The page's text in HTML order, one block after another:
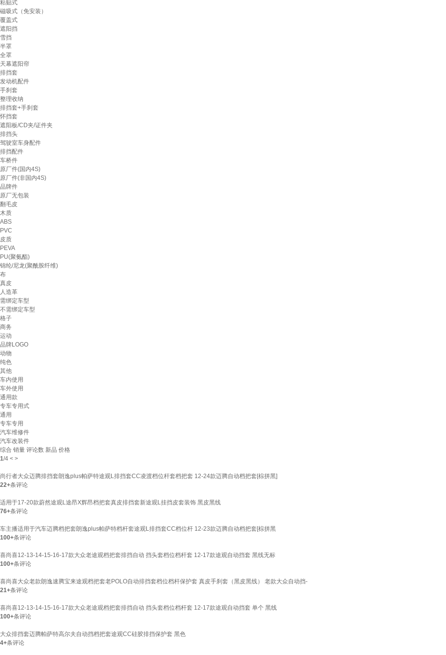
粘贴式
磁吸式（免安装）
覆盖式
遮阳挡
雪挡
半罩
全罩
天幕遮阳帘
排挡套
发动机配件
手刹套
整理收纳
排挡套+手刹套
怀挡套
遮阳板/CD夹/证件夹
排挡头
驾驶室车身配件
排挡配件
车桥件
原厂件(国内4S)
原厂件(非国内4S)
品牌件
原厂无包装
翻毛皮
木质
ABS
PVC
皮质
PEVA
PU(聚氨酯)
锦纶/尼龙(聚酰胺纤维)
布
真皮
人造革
需绑定车型
不需绑定车型
格子
商务
运动
品牌LOGO
动物
纯色
其他
车内使用
车外使用
通用款
专车专用式
通用
专车专用
汽车维修件
汽车改装件
综合 销量 评论数 新品 价格
1/4 < >
尚行者大众迈腾排挡套朗逸plus帕萨特途观L排挡套CC凌渡档位杆套档把套 12-24款迈腾自动档把套[棕拼黑]
22+条评论
适用于17-20款蔚然途观L途昂X辉昂档把套真皮排挡套新途观L挂挡皮套装饰 黑皮黑线
76+条评论
车主播适用于汽车迈腾档把套朗逸plus帕萨特档杆套途观L排挡套CC档位杆 12-23款迈腾自动档把套[棕拼黑
100+条评论
喜尚喜12-13-14-15-16-17款大众老途观档把套排挡自动 挡头套档位档杆套 12-17款途观自动挡套 黑线无标
100+条评论
喜尚喜大众老款朗逸速腾宝来途观档把套老POLO自动排挡套档位档杆保护套 真皮手刹套（黑皮黑线） 老款大众自动挡-
21+条评论
喜尚喜12-13-14-15-16-17款大众老途观档把套排挡自动 挡头套档位档杆套 12-17款途观自动挡套 单个 黑线
100+条评论
大众排挡套迈腾帕萨特高尔夫自动挡档把套途观CC硅胶排挡保护套 黑色
4+条评论